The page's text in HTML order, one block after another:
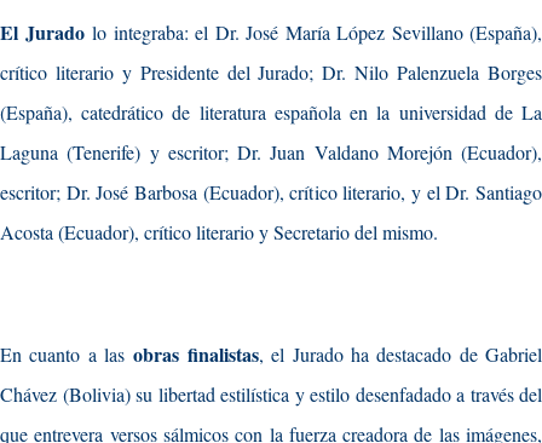
El Juradolo integraba: el Dr. José María López Sevillano (España),
crítico literario y Presidente del Jurado; Dr. Nilo Palenzuela Borges
(España), catedrático de literatura española en la universidad de La
Laguna (Tenerife) y escritor; Dr. Juan Valdano Morejón (Ecuador),
escritor; Dr. José Barbosa (Ecuador), crítico literario, y el Dr. Santiago
Acosta (Ecuador), crítico literario y Secretario del mismo.
En cuanto a lasobras finalistas, el Jurado ha destacado de Gabriel
Chávez (Bolivia) su libertad estilística y estilo desenfadado a través del
que entrevera versos sálmicos con la fuerza creadora de las imágenes,